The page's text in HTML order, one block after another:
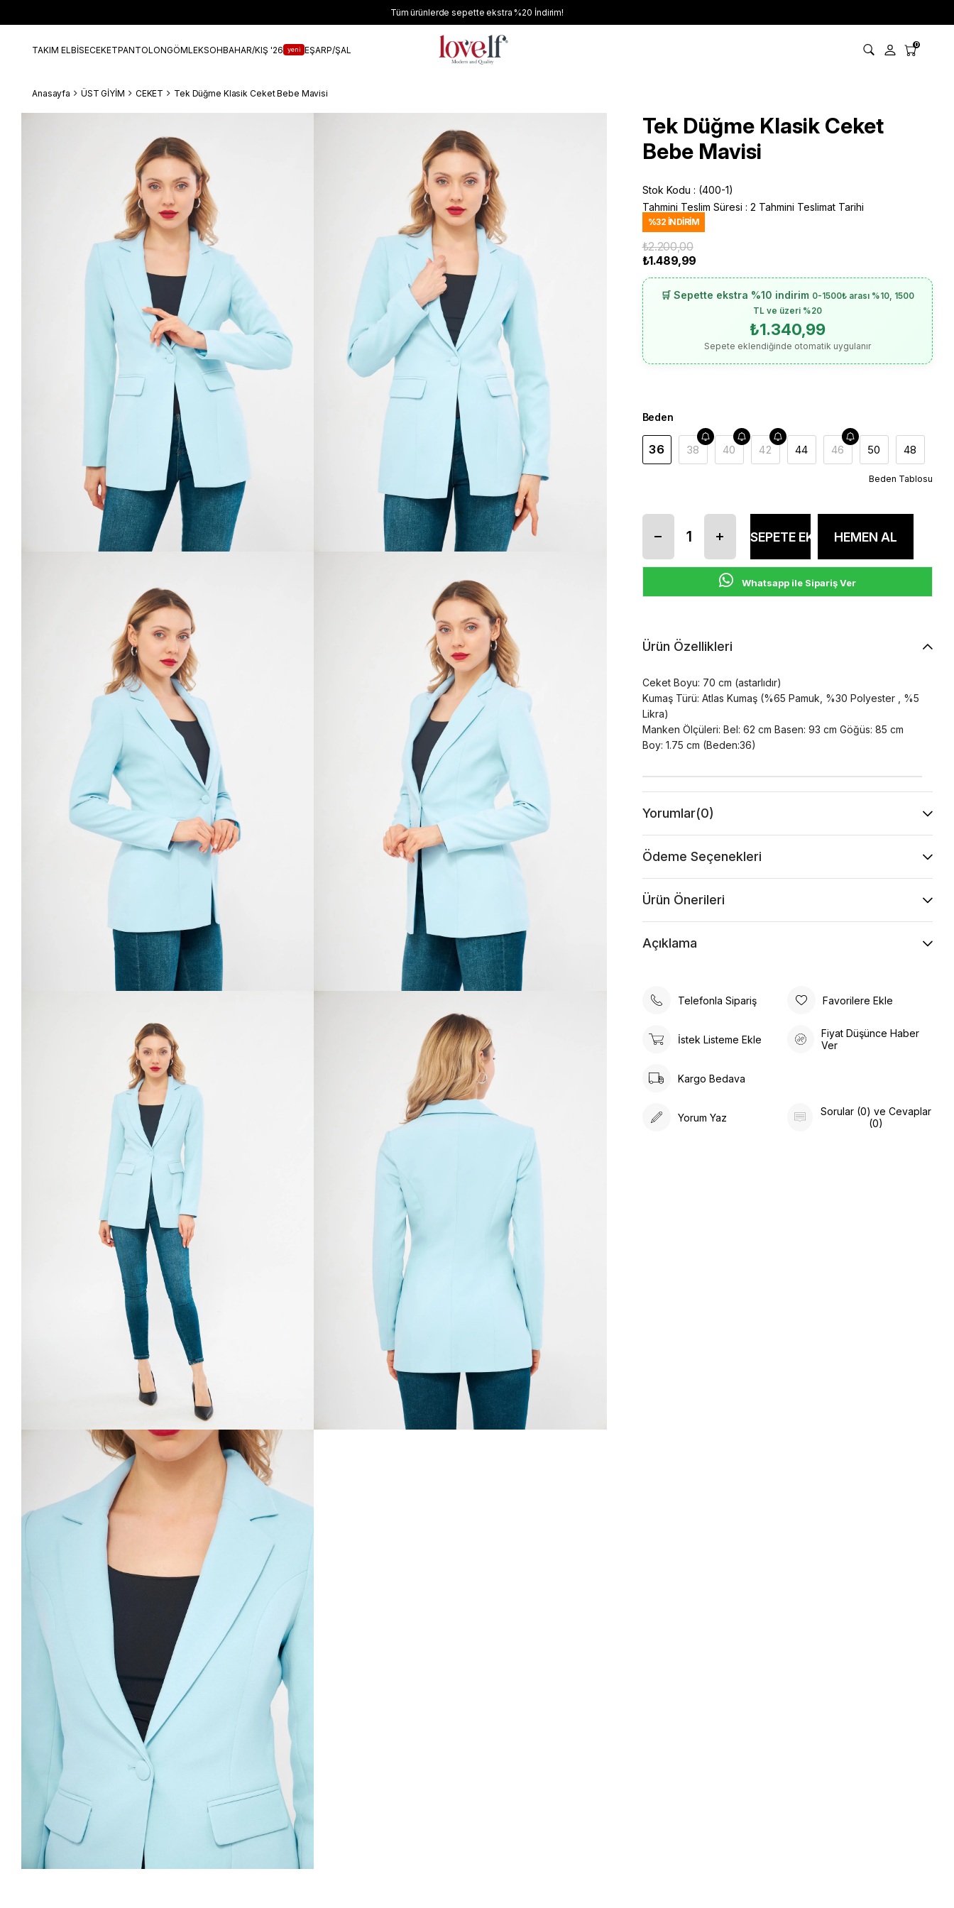
Tüm ürünlerde sepette ekstra %20 İndirim!
TAKIM ELBİSECEKETPANTOLONGÖMLEKSOHBAHAR/KIŞ '26 yeni EŞARP/ŞAL 0
Anasayfa ÜST GİYİM CEKET Tek Düğme Klasik Ceket Bebe Mavisi
Tek Düğme Klasik Ceket
Bebe Mavisi
Stok Kodu
(400-1)
Tahmini Teslim Süresi : 2 Tahmini Teslimat Tarihi
%32 İNDIRIM
₺2.200,00
₺1.489,99
🛒 Sepette ekstra %10 indirim 0-1500₺ arası %10, 1500
TL ve üzeri %20
₺1.340,99
Sepete eklendiğinde otomatik uygulanır
Beden
36 38 40 42 44 46 50 48
Beden Tablosu
Whatsapp ile Sipariş Ver
Ürün Özellikleri
Ceket Boyu: 70 cm (astarlıdır)
Kumaş Türü: Atlas Kumaş (%65 Pamuk, %30 Polyester , %5
Likra)
Manken Ölçüleri: Bel: 62 cm Basen: 93 cm Göğüs: 85 cm
Boy: 1.75 cm (Beden:36)
Yorumlar(0)
Ödeme Seçenekleri
Ürün Önerileri
Açıklama
Telefonla Sipariş Favorilere Ekle
İstek Listeme Ekle
Fiyat Düşünce Haber
Ver
Kargo Bedava
Yorum Yaz
Sorular (0) ve Cevaplar
(0)